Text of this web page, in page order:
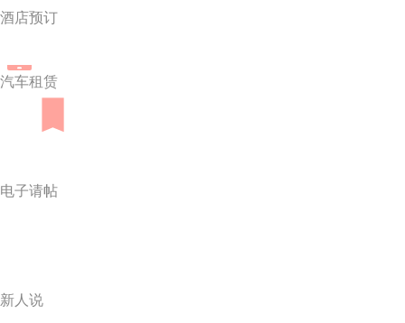
酒店预订
汽车租赁
电子请帖
新人说